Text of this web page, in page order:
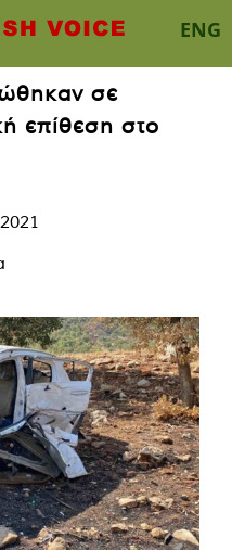
ENG
σε
επίθεση στο